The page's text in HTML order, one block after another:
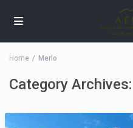
Home Merlo
Category Archives: